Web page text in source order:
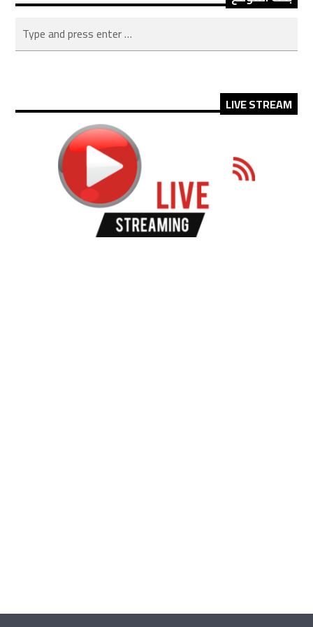
LIVE STREAM